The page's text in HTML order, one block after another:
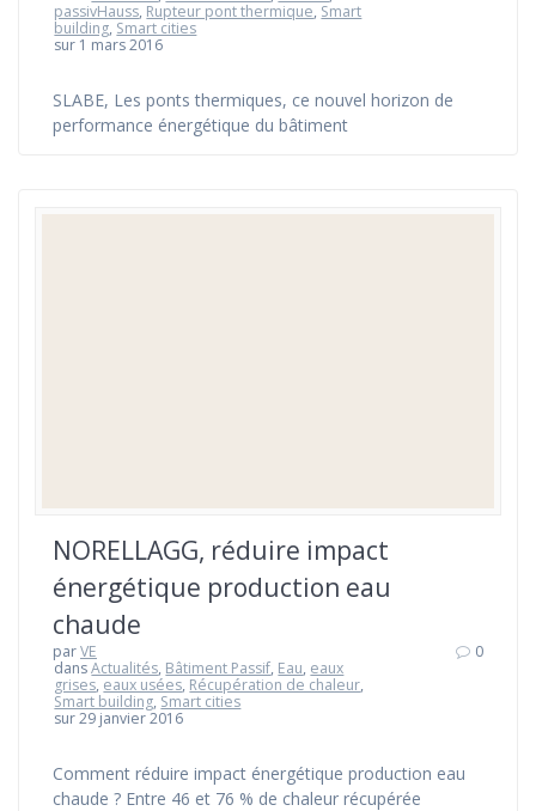
passivHauss, Rupteur pont thermique, Smart
building, Smart cities
sur 1 mars 2016
SLABE, Les ponts thermiques, ce nouvel horizon de
performance énergétique du bâtiment
NORELLAGG, réduire impact
énergétique production eau
chaude
parVE
dansActualités, Bâtiment Passif, Eau, eaux
grises, eaux usées, Récupération de chaleur,
Smart building, Smart cities
sur 29 janvier 2016
0
Comment réduire impact énergétique production eau
chaude ? Entre 46 et 76 % de chaleur récupérée